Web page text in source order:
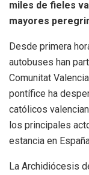
miles de fieles
mayores
Desde primera
autobuses han
Comunitat
pontífice ha
católicos
los principales
estancia en
La Archidiócesis